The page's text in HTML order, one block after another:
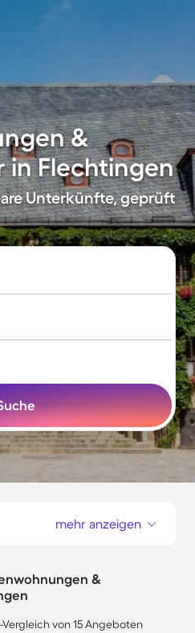
&
in Flechtingen
Unterkünfte, geprüft
mehr anzeigen
&
von 15 Angeboten